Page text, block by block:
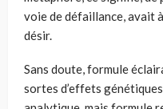
voie de défaillance, avait
désir.
Sans doute, formule
sortes d’effets